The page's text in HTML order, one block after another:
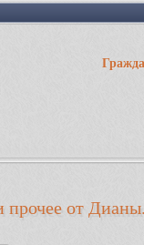
прочее от